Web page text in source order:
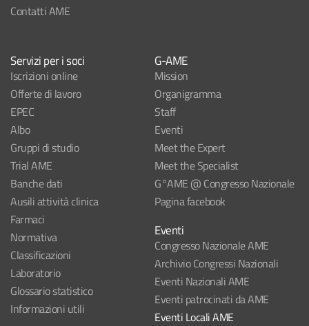
Contatti AME
Servizi per i soci
Iscrizioni online
Offerte di lavoro
EPEC
Albo
Gruppi di studio
Trial AME
Banche dati
Ausili attività clinica
Farmaci
Normativa
Classificazioni
Laboratorio
Glossario statistico
Informazioni utili
G-AME
Mission
Organigramma
Staff
Eventi
Meet the Expert
Meet the Specialist
G°AME @ Congresso Nazionale
Pagina facebook
Eventi
Congresso Nazionale AME
Archivio Congressi Nazionali
Eventi Nazionali AME
Eventi patrocinati da AME
Eventi Locali AME